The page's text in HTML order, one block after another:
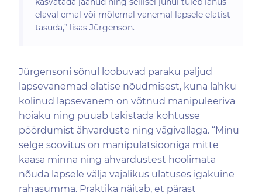
elaval emal või mõlemal vanemal lapsele elatist
tasuda,” lisas Jürgenson.
Jürgensoni sõnul loobuvad paraku paljud
lapsevanemad elatise nõudmisest, kuna lahku
kolinud lapsevanem on võtnud manipuleeriva
hoiaku ning püüab takistada kohtusse
pöördumist ähvarduste ning vägivallaga. “Minu
selge soovitus on manipulatsiooniga mitte
kaasa minna ning ähvardustest hoolimata
nõuda lapsele välja vajalikus ulatuses igakuine
rahasumma. Praktika näitab, et pärast